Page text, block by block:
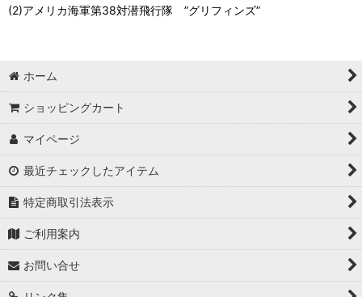
(2)アメリカ海軍第38対潜飛行隊 ”グリフィンズ”
ホーム
ショッピングカート
マイページ
最近チェックしたアイテム
特定商取引法表示
ご利用案内
お問い合せ